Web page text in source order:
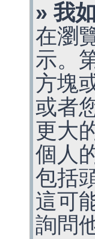
» 我
在瀏
示。
方塊
或者
更大
個人
包括
這可
詢問